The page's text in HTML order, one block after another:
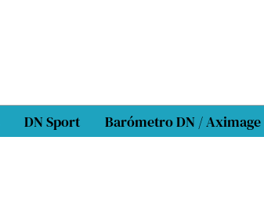
DN Sport Barómetro DN / Aximage